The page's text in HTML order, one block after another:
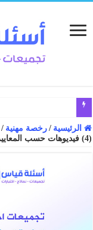
الرئيسية / رخصة مهنية /
(4) فيديوهات حسب المعايير